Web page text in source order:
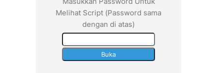
Melihat Script (Password sama
dengan di atas)